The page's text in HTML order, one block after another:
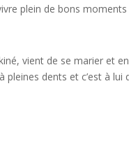
plein de bons
vient de se marier et
pleines dents et c’est à lui